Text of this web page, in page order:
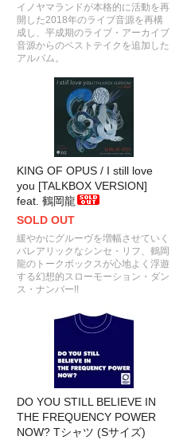
イノヤマランドが本格的に活動を再
開した2018年のライブ音源を再構
成し、平成期のライブ・アーカイブ
音源からのベストテイクを追加した
アルバム。
KING OF OPUS / I still love
you [TALKBOX VERSION]
feat. 鶴岡龍
SOLD OUT
緩やかにグルーヴを増幅させていく
バレアリックなシンセ・リフ、鶴岡
龍のトークボックスが心地よく浮遊
する幻想的スローモーション・ダン
ス・ナンバー!!
DO YOU STILL BELIEVE IN
THE FREQUENCY POWER
NOW? Tシャツ (Sサイズ)